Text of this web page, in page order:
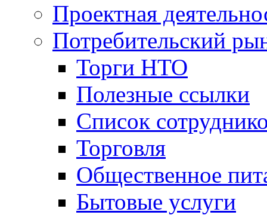
Проектная
Потребительский
Торги НТО
Полезные ссылки
Список
Торговля
Общественное
Бытовые услуги